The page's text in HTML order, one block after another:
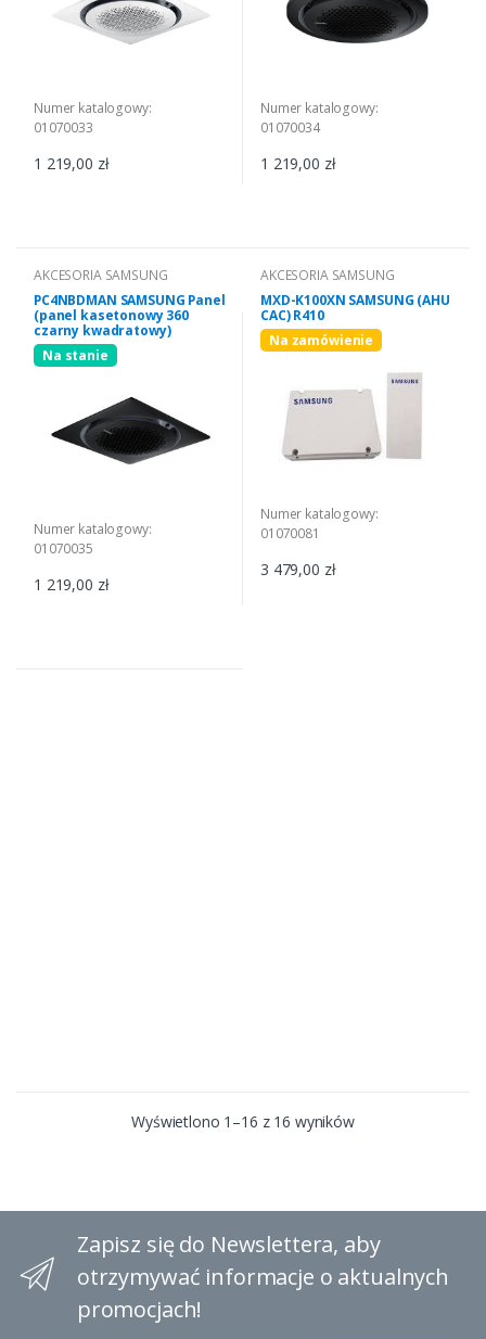
Numer katalogowy:
01070033
1 219,00 zł
Numer katalogowy:
01070034
1 219,00 zł
AKCESORIA SAMSUNG
PC4NBDMAN SAMSUNG Panel
(panel kasetonowy 360
czarny kwadratowy)
Na stanie
Numer katalogowy:
01070035
1 219,00 zł
AKCESORIA SAMSUNG
MXD-K100XN SAMSUNG (AHU
CAC) R410
Na zamówienie
Numer katalogowy:
01070081
3 479,00 zł
Wyświetlono 1–16 z 16 wyników
Zapisz się do Newslettera, aby
otrzymywać informacje o aktualnych
promocjach!